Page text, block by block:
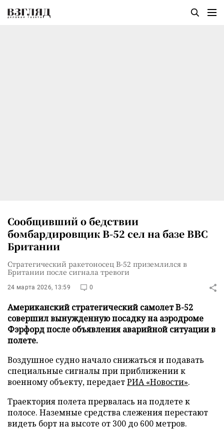
Сообщивший о бедствии
бомбардировщик В-52 сел на базе ВВС
Британии
Стратегический ракетоносец B-52 приземлился в
Британии после сигнала тревоги
24 марта 2026, 13:59 0
Американский стратегический самолет B-52
совершил вынужденную посадку на аэродроме
Фэрфорд после объявления аварийной ситуации в
полете.
Воздушное судно начало снижаться и подавать
специальные сигналы при приближении к
военному объекту, передаетРИА «Новости».
Траектория полета прервалась на подлете к
полосе. Наземные средства слежения перестают
видеть борт на высоте от 300 до 600 метров.